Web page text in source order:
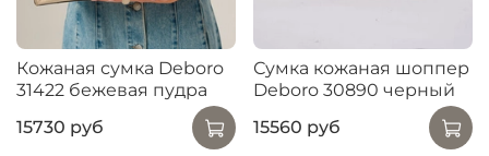
Кожаная сумка Deboro
31422 бежевая пудра
15730 руб
Сумка кожаная шоппер
Deboro 30890 черный
15560 руб